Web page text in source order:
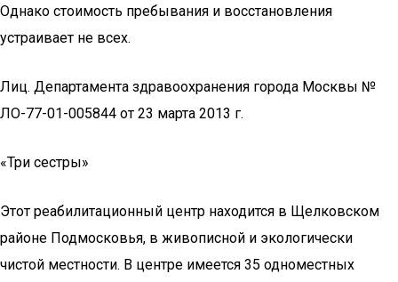
Однако стоимость пребывания и восстановления
устраивает не всех.
Лиц. Департамента здравоохранения города Москвы №
ЛО-77-01-005844 от 23 марта 2013 г.
«Три сестры»
Этот реабилитационный центр находится в Щелковском
районе Подмосковья, в живописной и экологически
чистой местности. В центре имеется 35 одноместных